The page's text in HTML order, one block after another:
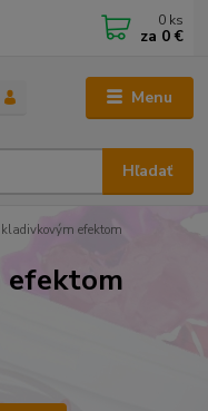
Menu
Hľadať
0 ks
za 0 €
efektom